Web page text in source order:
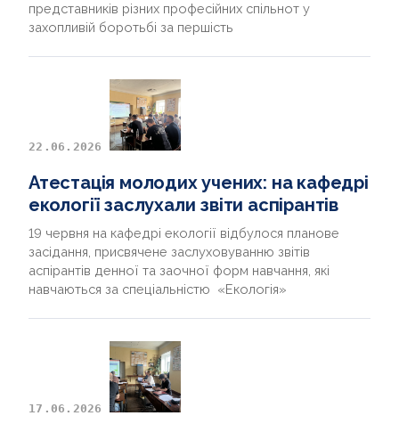
ВИПУСКНИКИ
представників різних професійних спільнот у
захопливій боротьбі за першість
22.06.2026
Атестація молодих учених: на кафедрі
екології заслухали звіти аспірантів
19 червня на кафедрі екології відбулося планове
засідання, присвячене заслуховуванню звітів
аспірантів денної та заочної форм навчання, які
навчаються за спеціальністю «Екологія»
17.06.2026